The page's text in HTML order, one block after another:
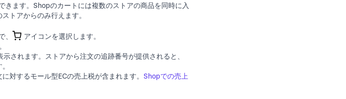
きます。Shopのカートには複数のストアの商品を同時に入
トアからのみ行えます。
、
アイコンを選択します。
示されます。ストアから注文の追跡番号が提供されると、
対するモール型ECの売上税が含まれます。 Shopでの売上